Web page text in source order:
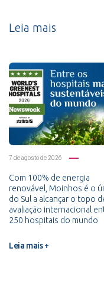
Leia mais
7 de agosto de 2026
Com 100% de energia
renovável, Moinhos é o
do Sul a alcançar o topo
avaliação internacional
250 hospitais do mundo
Leia mais +